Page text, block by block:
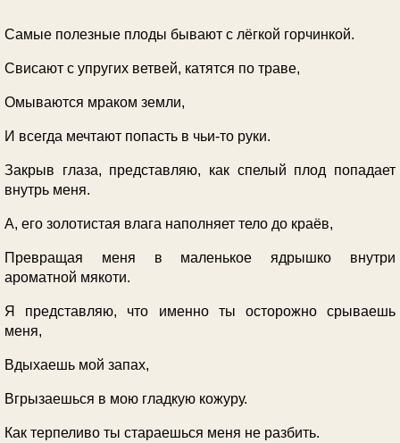
Самые полезные плоды бывают с лёгкой горчинкой.
Свисают с упругих ветвей, катятся по траве,
Омываются мраком земли,
И всегда мечтают попасть в чьи-то руки.
Закрыв глаза, представляю, как спелый плод попадает
внутрь меня.
А, его золотистая влага наполняет тело до краёв,
Превращая меня в маленькое ядрышко внутри
ароматной мякоти.
Я представляю, что именно ты осторожно срываешь
меня,
Вдыхаешь мой запах,
Вгрызаешься в мою гладкую кожуру.
Как терпеливо ты стараешься меня не разбить.